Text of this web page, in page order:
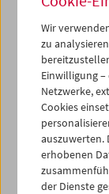
Zur Eröffnung
Nüchternam
Filmbeispielen
Liebe zur
Programm
Wir
zu
Einwilligung
Netzwerke,
Cookies
auszuwerten.
erhobenen
der Dienste